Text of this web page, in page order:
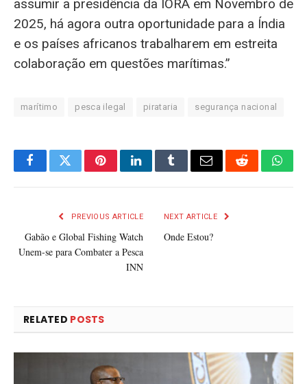
assumir a presidência da IORA em Novembro de
2025, há agora outra oportunidade para a Índia
e os países africanos trabalharem em estreita
colaboração em questões marítimas.”
marítimo pesca ilegal pirataria segurança nacional
FacebookTwitterPinterestLinkedInTumblrEmail Reddit
PREVIOUS ARTICLE
Gabão e Global Fishing Watch
Unem-se para Combater a Pesca
INN
NEXT ARTICLE
Onde Estou?
RELATED POSTS